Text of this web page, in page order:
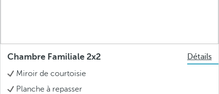
Chambre Familiale 2x2
Détails
Miroir de courtoisie
Planche à repasser